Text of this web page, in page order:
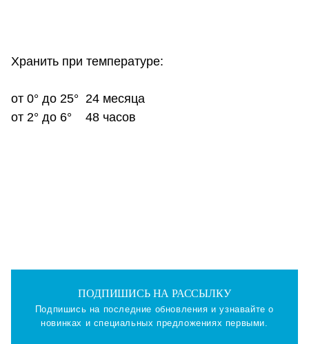
Хранить при температуре:
от 0° до 25° 24 месяца
от 2° до 6° 48 часов
ПОДПИШИСЬ НА РАССЫЛКУ
Подпишись на последние обновления и узнавайте о
новинках и специальных предложениях первыми.